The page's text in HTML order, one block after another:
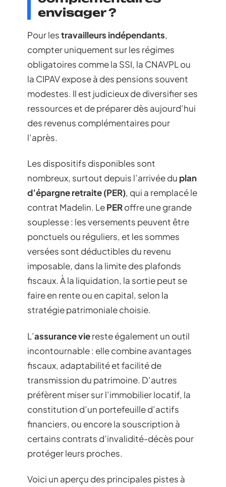
envisager ?
Pour lestravailleurs indépendants,
compter uniquement sur les régimes
obligatoires comme la SSI, la CNAVPL ou
la CIPAV expose à des pensions souvent
modestes. Il est judicieux de diversifier ses
ressources et de préparer dès aujourd’hui
des revenus complémentaires pour
l’après.
Les dispositifs disponibles sont
nombreux, surtout depuis l’arrivée du plan
d’épargne retraite (PER), qui a remplacé le
contrat Madelin. LePERoffre une grande
souplesse : les versements peuvent être
ponctuels ou réguliers, et les sommes
versées sont déductibles du revenu
imposable, dans la limite des plafonds
fiscaux. À la liquidation, la sortie peut se
faire en rente ou en capital, selon la
stratégie patrimoniale choisie.
L’assurance viereste également un outil
incontournable : elle combine avantages
fiscaux, adaptabilité et facilité de
transmission du patrimoine. D’autres
préfèrent miser sur l’immobilier locatif, la
constitution d’un portefeuille d’actifs
financiers, ou encore la souscription à
certains contrats d’invalidité-décès pour
protéger leurs proches.
Voici un aperçu des principales pistes à